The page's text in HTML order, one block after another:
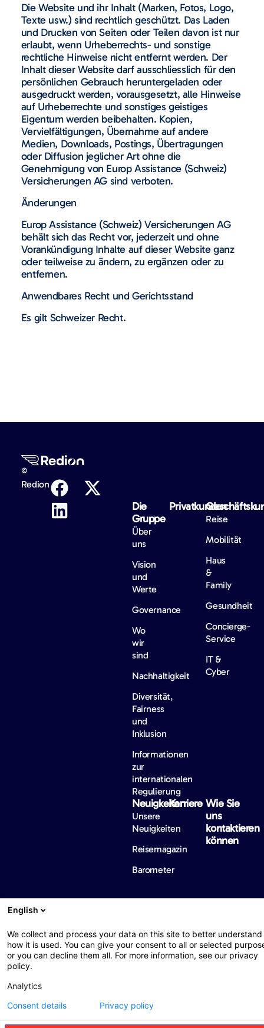
Die Website und ihr Inhalt (Marken, Fotos, Logo,
Texte usw.) sind rechtlich geschützt. Das Laden
und Drucken von Seiten oder Teilen davon ist nur
erlaubt, wenn Urheberrechts- und sonstige
rechtliche Hinweise nicht entfernt werden. Der
Inhalt dieser Website darf ausschliesslich für den
persönlichen Gebrauch heruntergeladen oder
ausgedruckt werden, vorausgesetzt, alle Hinweise
auf Urheberrechte und sonstiges geistiges
Eigentum werden beibehalten. Kopien,
Vervielfältigungen, Übernahme auf andere
Medien, Downloads, Postings, Übertragungen
oder Diffusion jeglicher Art ohne die
Genehmigung von Europ Assistance (Schweiz)
Versicherungen AG sind verboten.
Änderungen
Europ Assistance (Schweiz) Versicherungen AG
behält sich das Recht vor, jederzeit und ohne
Vorankündigung Inhalte auf dieser Website ganz
oder teilweise zu ändern, zu ergänzen oder zu
entfernen.
Anwendbares Recht und Gerichtsstand
Es gilt Schweizer Recht.
©
Redion
Die
Gruppe
Über
uns
Vision
und
Werte
Governance
Wo
wir
sind
Nachhaltigkeit
Diversität,
Fairness
und
Inklusion
Informationen
zur
internationalen
Regulierung
Privatkunden
Reise
Mobilität
Haus
&
Family
Gesundheit
Concierge-
Service
IT &
Cyber
Neuigkeiten
Unsere
Neuigkeiten
Reisemagazin
Barometer
Karriere Wie Sie
uns
kontaktieren
können
Rechtliche hinweiseBericht zur Finanzlage
English
We collect and process your data on this site to better understand
how it is used. You can give your consent to all or selected
or you can decline them all. For more information, see our privacy
policy.
Analytics
Consent details
Privacy policy